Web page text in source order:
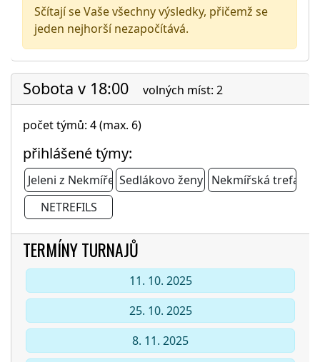
Sčítají se Vaše všechny výsledky, přičemž se
jeden nejhorší nezapočítává.
Sobota v 18:00 volných míst: 2
počet týmů: 4 (max. 6)
přihlášené týmy:
Jeleni z Nekmíře Sedlákovo ženy Nekmířská trefa
NETREFILS
TERMÍNY TURNAJŮ
11. 10. 2025
25. 10. 2025
8. 11. 2025